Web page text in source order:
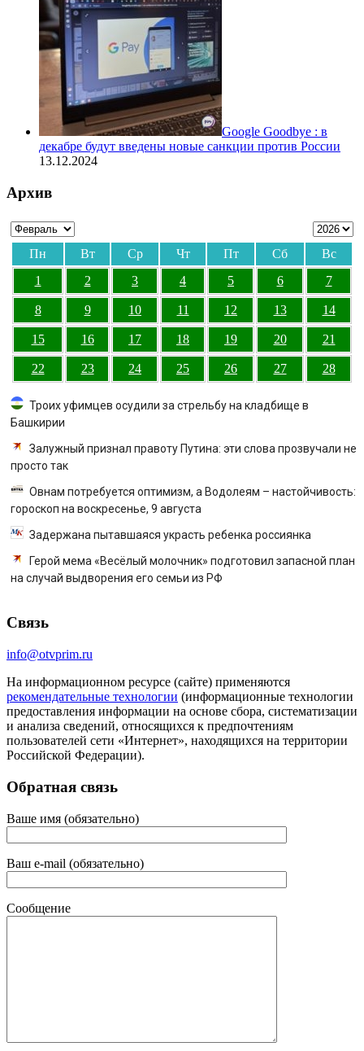
Google Goodbye : в
декабре будут введены новые санкции против России
13.12.2024
Архив
Пн Вт Ср Чт Пт Сб
Вс
1
2 3 4 5 6 7
8 9 10 11 12 13 14
15 16 17 18 19 20 21
22 23 24 25 26 27 28
Троих уфимцев осудили за стрельбу на кладбище в
Башкирии
Залужный признал правоту Путина: эти слова прозвучали не
просто так
Овнам потребуется оптимизм, а Водолеям – настойчивость:
гороскоп на воскресенье, 9 августа
Задержана пытавшаяся украсть ребенка россиянка
Герой мема «Весёлый молочник» подготовил запасной план
на случай выдворения его семьи из РФ
Связь
info@otvprim.ru
На информационном ресурсе (сайте) применяются
рекомендательные технологии (информационные технологии
предоставления информации на основе сбора, систематизации
и анализа сведений, относящихся к предпочтениям
пользователей сети «Интернет», находящихся на территории
Российской Федерации).
Обратная связь
Ваше имя (обязательно)
Ваш e-mail (обязательно)
Сообщение